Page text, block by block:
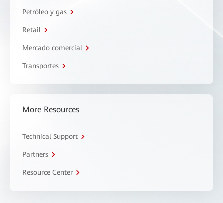
Petróleo y gas
Retail
Mercado comercial
Transportes
More Resources
Technical Support
Partners
Resource Center